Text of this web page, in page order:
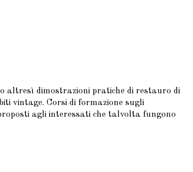
altresì dimostrazioni pratiche di restauro di
vintage. Corsi di formazione sugli
agli interessati che talvolta fungono